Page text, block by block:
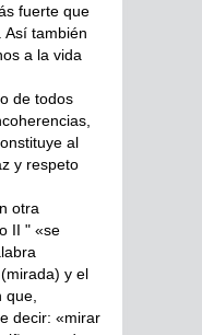
fuerte que
Así también
a la vida
de todos
al
y respeto
otra
II " «se
y el
decir: «mirar